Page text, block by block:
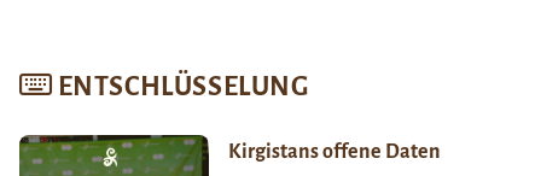
ENTSCHLÜSSELUNG
Kirgistans offene Daten